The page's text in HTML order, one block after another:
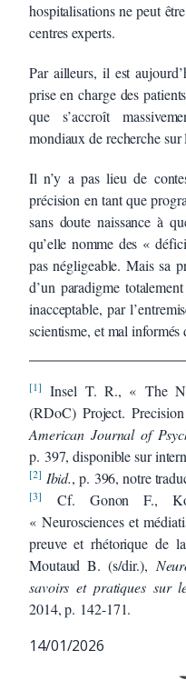
hospitalisations ne peut
centres experts.
Par ailleurs, il est
prise en charge des
que s’accroît
mondiaux de recherche sur
Il n’y a pas lieu de
précision en tant que
sans doute naissance à
qu’elle nomme des «
pas négligeable. Mais sa
d’un paradigme
inacceptable, par
scientisme, et mal informés
[1]
Insel T. R., « The
(RDoC) Project.
American Journal of
p. 397, disponible sur
[2] Ibid., p. 396, notre
[3]
Cf. Gonon F.,
« Neurosciences et
preuve et rhétorique de
Moutaud B. (s/dir.),
savoirs et pratiques sur
2014, p. 142-171.
14/01/2026